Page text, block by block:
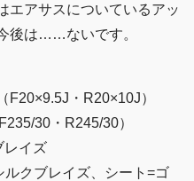
エアサスについているアッ
後は……ないです。
F20×9.5J・R20×10J）
30・R245/30）
レイズ
ルクブレイズ、シート=ゴ